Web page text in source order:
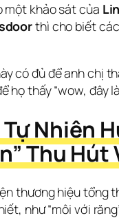
một khảo sát của
thì cho biết
có đủ để anh chị
họ thấy “wow, đây
Tự Nhiên
Thu Hút
thương hiệu tổng
như “môi với